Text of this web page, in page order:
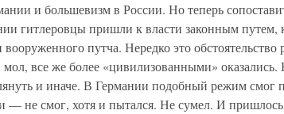
и большевизм в России. Но теперь
гитлеровцы пришли к власти законным
вооруженного путча. Нередко это обстоятельство
все же более «цивилизованными»
и иначе. В Германии подобный режим смог
— не смог, хотя и пытался. Не сумел. И пришлось